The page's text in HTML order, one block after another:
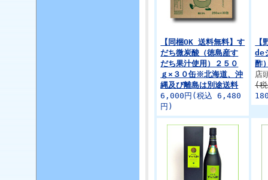
【同梱OK 送料無料】す
だち微炭酸（徳島産す
だち果汁使用）２５０
ｇ×３０缶※北海道、沖
縄及び離島は別途送料
6,000円(税込 6,480
円)
de
酢
店
(